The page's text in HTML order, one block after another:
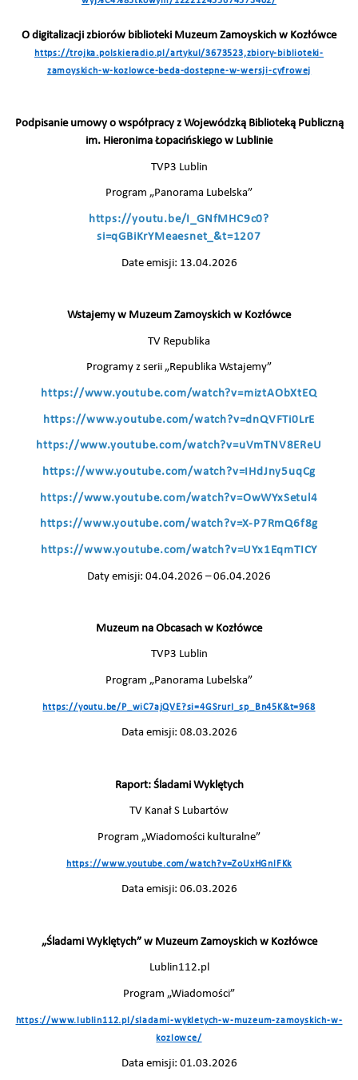
O digitalizacji zbiorów biblioteki Muzeum Zamoyskich w Kozłówce
https://trojka.polskieradio.pl/artykul/3673523,zbiory-biblioteki-
zamoyskich-w-kozlowce-beda-dostepne-w-wersji-cyfrowej
Podpisanie umowy o współpracy z Wojewódzką Biblioteką Publiczną
im. Hieronima Łopacińskiego w Lublinie
TVP3 Lublin
Program „Panorama Lubelska”
https://youtu.be/I_GNfMHC9c0?
si=qGBiKrYMeaesnet_&t=1207
Date emisji: 13.04.2026
Wstajemy w Muzeum Zamoyskich w Kozłówce
TV Republika
Programy z serii „Republika Wstajemy”
https://www.youtube.com/watch?v=miztAObXtEQ
https://www.youtube.com/watch?v=dnQVFTi0LrE
https://www.youtube.com/watch?v=uVmTNV8EReU
https://www.youtube.com/watch?v=IHdJny5uqCg
https://www.youtube.com/watch?v=OwWYxSetul4
https://www.youtube.com/watch?v=X-P7RmQ6f8g
https://www.youtube.com/watch?v=UYx1EqmTICY
Daty emisji: 04.04.2026 – 06.04.2026
Muzeum na Obcasach w Kozłówce
TVP3 Lublin
Program „Panorama Lubelska”
https://youtu.be/P_wiC7ajQVE?si=4GSrurI_sp_Bn45K&t=968
Data emisji: 08.03.2026
Raport: Śladami Wyklętych
TV Kanał S Lubartów
Program „Wiadomości kulturalne”
https://www.youtube.com/watch?v=ZoUxHGnlFKk
Data emisji: 06.03.2026
„Śladami Wyklętych” w Muzeum Zamoyskich w Kozłówce
Lublin112.pl
Program „Wiadomości”
https://www.lublin112.pl/sladami-wykletych-w-muzeum-zamoyskich-w-
kozlowce/
Data emisji: 01.03.2026